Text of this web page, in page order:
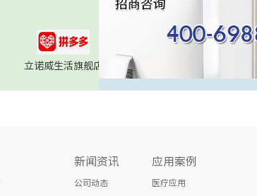
立诺威生活旗舰店
新闻资讯
公司动态
应用案例
医疗应用